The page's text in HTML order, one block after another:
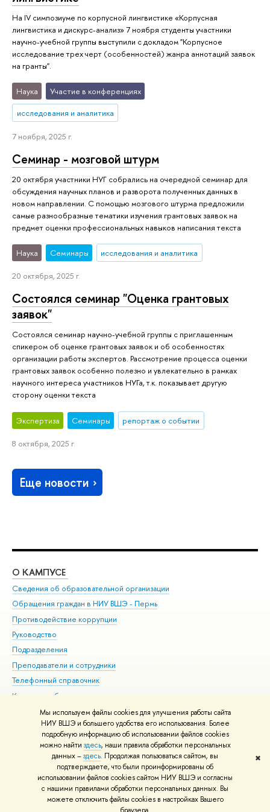
Мы используем файлы cookies для улучшения работы сайта
НИУ ВШЭ и большего удобства его использования. Более
подробную информацию об использовании файлов cookies
можно найти здесь, наши правила обработки персональных
данных –здесь. Продолжая пользоваться сайтом, вы
подтверждаете, что были проинформированы об
использовании файлов cookies сайтом НИУ ВШЭ и согласны
с нашими правилами обработки персональных данных. Вы
можете отключить файлы cookies в настройках Вашего
✖
На IV симпозиуме по корпусной лингвистике «Корпусная
лингвистика и дискурс-анализ» 7 ноября студенты участники
научно-учебной группы выступили с докладом "Корпусное
исследование трех черт (особенностей) жанра аннотаций заявок
на гранты".
Наука Участие в конференциях
исследования и аналитика
7 ноября, 2025 г.
Семинар - мозговой штурм
20 октября участники НУГ собрались на очередной семинар для
обсуждения научных планов и разворота полученных данных в
новом направлении. С помощью мозгового штурма предложили
самые разнообразные тематики изучения грантовых заявок на
предмет оценки профессиональных навыков написания текста
Наука Семинары исследования и аналитика
20 октября, 2025 г.
Состоялся семинар "Оценка грантовых
заявок"
Состоялся семинар научно-учебной группы с приглашенным
спикером об оценке грантовых заявок и об особенностях
организации работы экспертов. Рассмотрение процесса оценки
грантовых заявок особенно полезно и увлекательно в рамках
научного интереса участников НУГа, т.к. показывает другую
сторону оценки текста
Экспертиза Семинары репортаж о событии
8 октября, 2025 г.
Еще новости
О КАМПУСЕ
Сведения об образовательной организации
Обращения граждан в НИУ ВШЭ - Пермь
Противодействие коррупции
Руководство
Подразделения
Преподаватели и сотрудники
Телефонный справочник
Корпуса и общежития
ВШЭ для студентов с ограниченными возможностями
здоровья и инвалидностью
Единая платежная страница
© НИУ ВШЭ 1993–2026 Условия использования материалов Адреса
и контакты Карта сайта
Шрифты HSE Sans и HSE Slab разработаны вШколе дизайна НИУ ВШЭ